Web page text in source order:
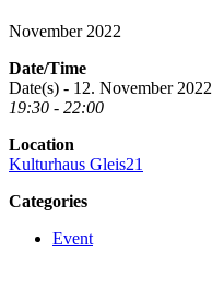
November 2022
Date/Time
Date(s) - 12. November 2022
19:30 - 22:00
Location
Kulturhaus Gleis21
Categories
Event